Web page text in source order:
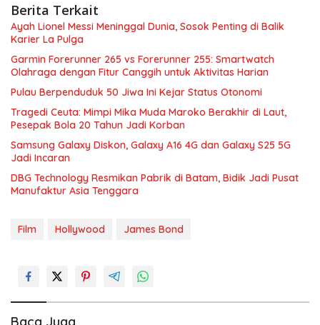
Berita Terkait
Ayah Lionel Messi Meninggal Dunia, Sosok Penting di Balik
Karier La Pulga
Garmin Forerunner 265 vs Forerunner 255: Smartwatch
Olahraga dengan Fitur Canggih untuk Aktivitas Harian
Pulau Berpenduduk 50 Jiwa Ini Kejar Status Otonomi
Tragedi Ceuta: Mimpi Mika Muda Maroko Berakhir di Laut,
Pesepak Bola 20 Tahun Jadi Korban
Samsung Galaxy Diskon, Galaxy A16 4G dan Galaxy S25 5G
Jadi Incaran
DBG Technology Resmikan Pabrik di Batam, Bidik Jadi Pusat
Manufaktur Asia Tenggara
Film Hollywood James Bond